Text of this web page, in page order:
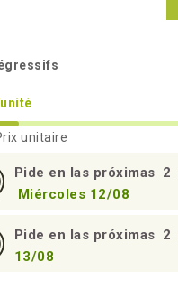
unitaire
Pide en las próximas 2
Miércoles 12/08
Pide en las próximas 2
13/08